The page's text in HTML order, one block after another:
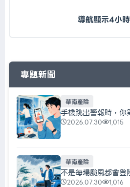
導航顯示4小
專題新聞
華南產險
手機跳出警報時，你
2026.07.30 1,015
華南產險
不是每場颱風都會登
2026.07.30 1,016